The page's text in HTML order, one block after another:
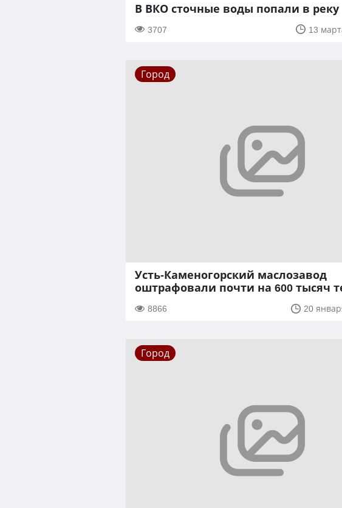
В ВКО сточные воды попали в реку
3707 13
Город
Усть-Каменогорский маслозавод
оштрафовали почти на 600 тысяч
8866 20
Город